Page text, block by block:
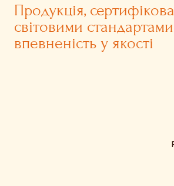
Продукція,
світовими
впевненість у якості